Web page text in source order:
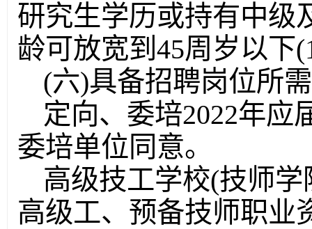
研究生学历或持有中级
龄可放宽到45周岁以下
(六)具备招聘岗位所
定向、委培2022年应
委培单位同意。
高级技工学校(技师
高级工、预备技师职业